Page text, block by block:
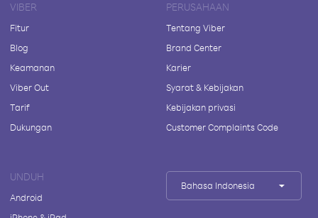
VIBER
Fitur
Blog
Keamanan
Viber Out
Tarif
Dukungan
PERUSAHAAN
Tentang Viber
Brand Center
Karier
Syarat & Kebijakan
Kebijakan privasi
Customer Complaints Code
UNDUH
Android
Bahasa Indonesia